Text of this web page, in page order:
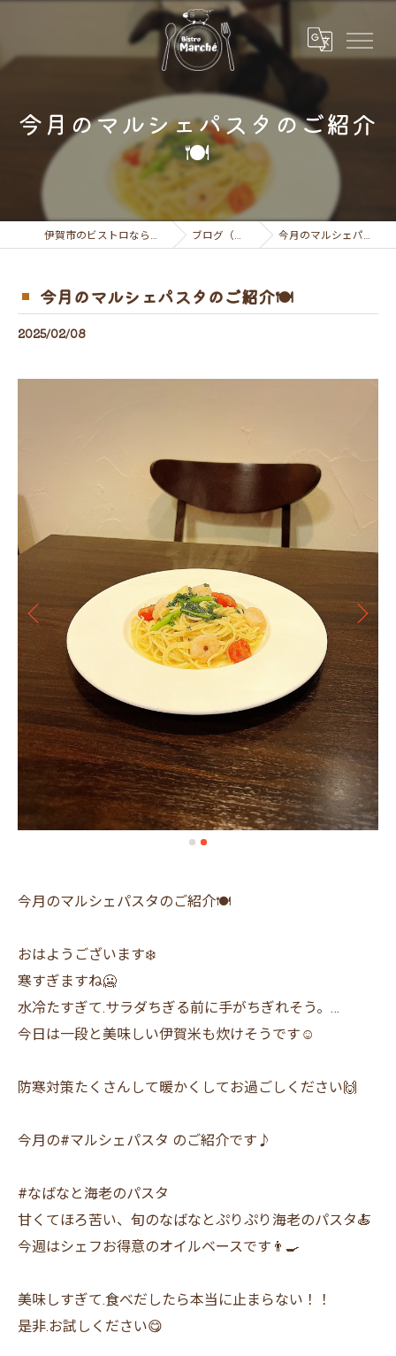
今月のマルシェパスタのご紹介
🍽
伊賀市のビストロならビストロ マルシェ ブログ（お知らせ） 今月のマルシェパスタのご紹介🍽
今月のマルシェパスタのご紹介🍽
2025/02/08
今月のマルシェパスタのご紹介🍽
おはようございます❄️
寒すぎますね🥶
水冷たすぎて.サラダちぎる前に手がちぎれそう。…
今日は一段と美味しい伊賀米も炊けそうです☺️
防寒対策たくさんして暖かくしてお過ごしください🙌
今月の#マルシェパスタ のご紹介です♪
#なばなと海老のパスタ
甘くてほろ苦い、旬のなばなとぷりぷり海老のパスタ🍝
今週はシェフお得意のオイルベースです👨‍🍳
美味しすぎて.食べだしたら本当に止まらない！！
是非.お試しください😋